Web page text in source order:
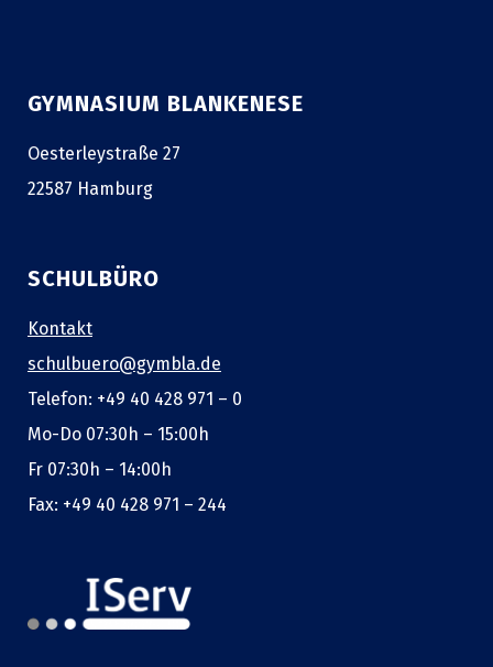
GYMNASIUM BLANKENESE
Oesterleystraße 27
22587 Hamburg
SCHULBÜRO
Kontakt
schulbuero@gymbla.de
Telefon: +49 40 428 971 – 0
Mo-Do 07:30h – 15:00h
Fr 07:30h – 14:00h
Fax: +49 40 428 971 – 244